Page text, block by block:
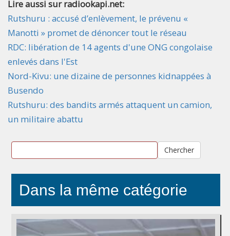
Lire aussi sur radiookapi.net:
Rutshuru : accusé d’enlèvement, le prévenu «
Manotti » promet de dénoncer tout le réseau
RDC: libération de 14 agents d'une ONG congolaise
enlevés dans l'Est
Nord-Kivu: une dizaine de personnes kidnappées à
Busendo
Rutshuru: des bandits armés attaquent un camion,
un militaire abattu
Chercher
Dans la même catégorie